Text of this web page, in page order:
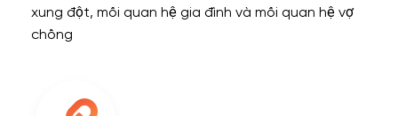
xung đột, mối quan hệ gia đình và mối quan hệ vợ
chồng